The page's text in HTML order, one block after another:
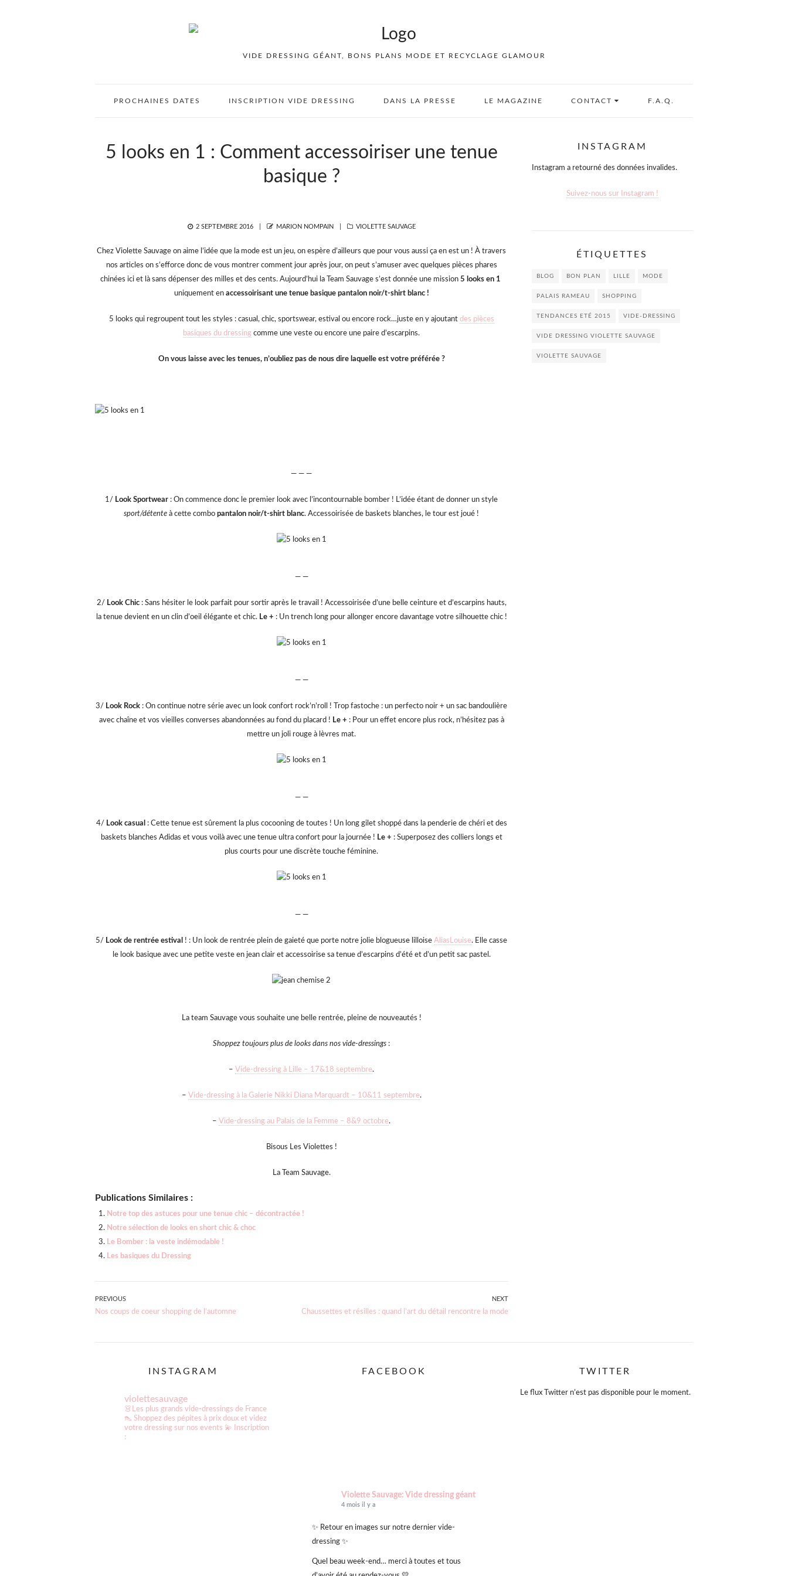
VIDE DRESSING GÉANT, BONS PLANS MODE ET RECYCLAGE GLAMOUR
PROCHAINES DATES INSCRIPTION VIDE DRESSING DANS LA PRESSE LE MAGAZINE CONTACT F.A.Q.
5 looks en 1 : Comment accessoiriser une tenue
basique ?
POSTED
2 SEPTEMBRE 2016 AUTHOR
MARION NOMPAIN CATEGORIES
VIOLETTE SAUVAGE
Chez Violette Sauvage on aime l’idée que la mode est un jeu, on espère d’ailleurs que pour vous aussi ça en est un ! À travers
nos articles on s’efforce donc de vous montrer comment jour après jour, on peut s’amuser avec quelques pièces phares
chinées ici et là sans dépenser des milles et des cents. Aujourd’hui la Team Sauvage s’est donnée une mission5 looks en 1
uniquement en accessoirisant une tenue basique pantalon noir/t-shirt blanc !
5 looks qui regroupent tout les styles : casual, chic, sportswear, estival ou encore rock…juste en y ajoutant des pièces
basiques du dressing comme une veste ou encore une paire d’escarpins.
On vous laisse avec les tenues, n’oubliez pas de nous dire laquelle est votre préférée ?
— — —
1/ Look Sportwear : On commence donc le premier look avec l’incontournable bomber ! L’idée étant de donner un style
sport/détente à cette combopantalon noir/t-shirt blanc. Accessoirisée de baskets blanches, le tour est joué !
— —
2/ Look Chic: Sans hésiter le look parfait pour sortir après le travail ! Accessoirisée d’une belle ceinture et d’escarpins hauts,
la tenue devient en un clin d’oeil élégante et chic. Le + : Un trench long pour allonger encore davantage votre silhouette chic !
— —
3/ Look Rock : On continue notre série avec un look confort rock’n’roll ! Trop fastoche : un perfecto noir + un sac bandoulière
avec chaîne et vos vieilles converses abandonnées au fond du placard ! Le + : Pour un effet encore plus rock, n’hésitez pas à
mettre un joli rouge à lèvres mat.
— —
4/ Look casual
: Cette tenue est sûrement la plus cocooning de toutes ! Un long gilet shoppé dans la penderie de chéri et des
baskets blanches Adidas et vous voilà avec une tenue ultra confort pour la journée ! Le + : Superposez des colliers longs et
plus courts pour une discrète touche féminine.
— —
5/ Look de rentrée estival ! : Un look de rentrée plein de gaieté que porte notre jolie blogueuse lilloiseAliasLouise. Elle casse
le look basique avec une petite veste en jean clair et accessoirise sa tenue d’escarpins d’été et d’un petit sac pastel.
La team Sauvage vous souhaite une belle rentrée, pleine de nouveautés !
Shoppez toujours plus de looks dans nos vide-dressings :
–Vide-dressing à Lille – 17&18 septembre.
– Vide-dressing à la Galerie Nikki Diana Marquardt – 10&11 septembre.
–Vide-dressing au Palais de la Femme – 8&9 octobre.
Bisous Les Violettes !
La Team Sauvage.
Publications Similaires :
Notre top des astuces pour une tenue chic – décontractée !
Notre sélection de looks en short chic & choc
Le Bomber : la veste indémodable !
Les basiques du Dressing
Navigation
PREVIOUS
Previous
Nos coups de coeur shopping de l’automne
NEXT
Next
Chaussettes et résilles : quand l’art du détail rencontre la mode
INSTAGRAM
Instagram a retourné des données invalides.
Suivez-nous sur Instagram !
ÉTIQUETTES
BLOG BON PLAN LILLE MODE
PALAIS RAMEAU SHOPPING
TENDANCES ETÉ 2015 VIDE-DRESSING
VIDE DRESSING VIOLETTE SAUVAGE
VIOLETTE SAUVAGE
INSTAGRAM
violettesauvage
👗Les plus grands vide-dressings de France
👠 Shoppez des pépites à prix doux et videz
votre dressing sur nos events 💫 Inscription
:
FACEBOOK
Violette Sauvage: Vide dressing géant
4 mois il y a
✨ Retour en images sur notre dernier vide-
dressing ✨
Quel beau week-end… merci à toutes et tous
TWITTER
Le flux Twitter n’est pas disponible pour le moment.